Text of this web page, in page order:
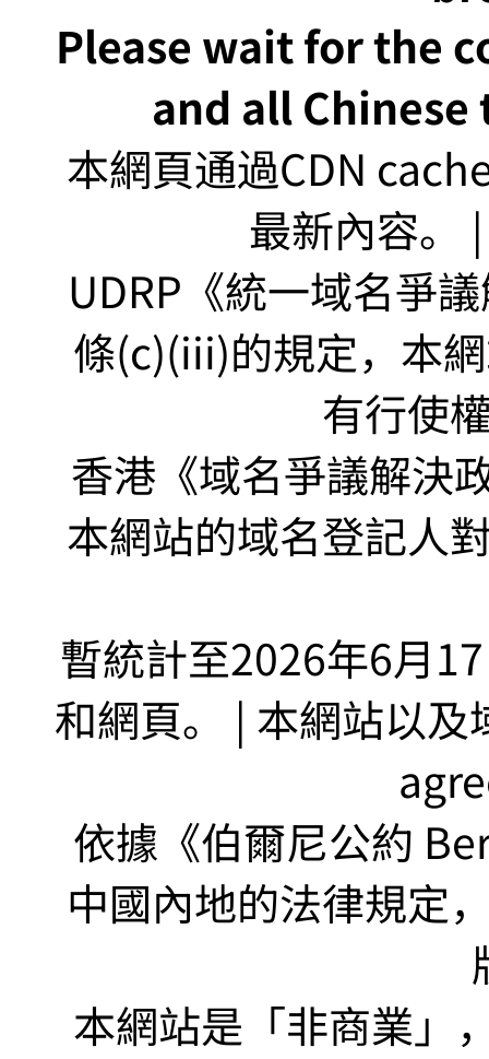
Please wait for the
and all
本網頁通過CDN
最新內容。
UDRP《統一域名爭
條(c)(iii)的規定，本
有行使
香港《域名爭議解決
本網站的域名登記人
暫統計至2026年6月
和網頁。 | 本網站以
依據《伯爾尼公約
中國內地的法律規定
本網站是「非商業